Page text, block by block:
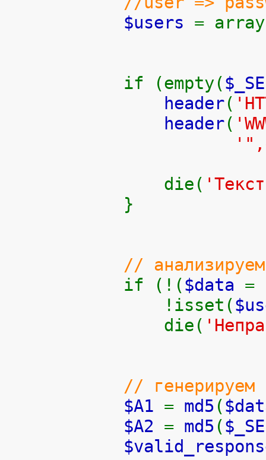
$users =
if (empty(
header(
header(
die(
}
// анализируем
if (!($data =
!isset(
die(
// генерируем
$A1 = md5 (
$A2 = md5 (